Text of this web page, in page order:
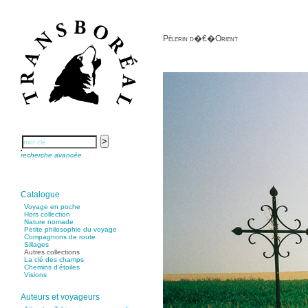
recherche avancée
Catalogue
Voyage en poche
Hors collection
Nature nomade
Petite philosophie du voyage
Compagnons de route
Sillages
Autres collections
La clé des champs
Chemins d’étoiles
Visions
Auteurs et voyageurs
Pèlerin d�€�Orient